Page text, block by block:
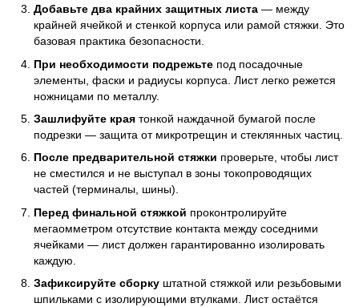
Добавьте два крайних защитных листа — между
крайней ячейкой и стенкой корпуса или рамой стяжки. Это
базовая практика безопасности.
При необходимости подрежьте под посадочные
элементы, фаски и радиусы корпуса. Лист легко режется
ножницами по металлу.
Зашлифуйте края тонкой наждачной бумагой после
подрезки — защита от микротрещин и стеклянных частиц.
После предварительной стяжки проверьте, чтобы лист
не сместился и не выступал в зоны токопроводящих
частей (терминалы, шины).
Перед финальной стяжкой проконтролируйте
мегаомметром отсутствие контакта между соседними
ячейками — лист должен гарантированно изолировать
каждую.
Зафиксируйте сборку штатной стяжкой или резьбовыми
шпильками с изолирующими втулками. Лист остаётся